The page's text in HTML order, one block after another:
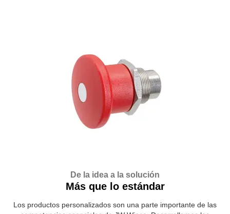
De la idea a la solución
Más que lo estándar
Los productos personalizados son una parte importante de las